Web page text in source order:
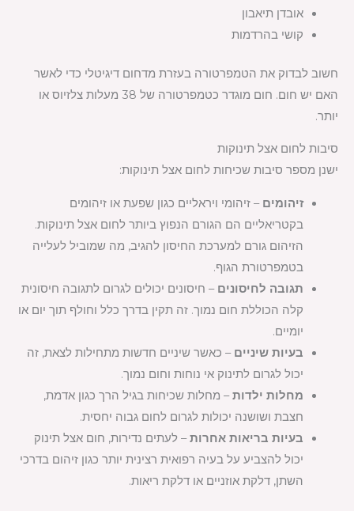
אובדן תיאבון
קושי בהרדמות
חשוב לבדוק את הטמפרטורה בעזרת מדחום דיגיטלי כדי לאשר
האם יש חום. חום מוגדר כטמפרטורה של 38 מעלות צלזיוס או
יותר.
סיבות לחום אצל תינוקות
ישנן מספר סיבות שכיחות לחום אצל תינוקות:
זיהומים – זיהומי ויראליים כגון שפעת או זיהומים
בקטריאליים הם הגורם הנפוץ ביותר לחום אצל תינוקות.
הזיהום גורם למערכת החיסון להגיב, מה שמוביל לעלייה
בטמפרטורת הגוף.
תגובה לחיסונים – חיסונים יכולים לגרום לתגובה חיסונית
קלה הכוללת חום נמוך. זה תקין בדרך כלל וחולף תוך יום או
יומיים.
בעיות שיניים – כאשר שיניים חדשות מתחילות לצאת, זה
יכול לגרום לתינוק אי נוחות וחום נמוך.
מחלות ילדות– מחלות שכיחות בגיל הרך כגון אדמת,
חצבת ושושנה יכולות לגרום לחום גבוה יחסית.
בעיות בריאות אחרות– לעתים נדירות, חום אצל תינוק
יכול להצביע על בעיה רפואית רצינית יותר כגון זיהום בדרכי
השתן, דלקת אוזניים או דלקת ריאות.